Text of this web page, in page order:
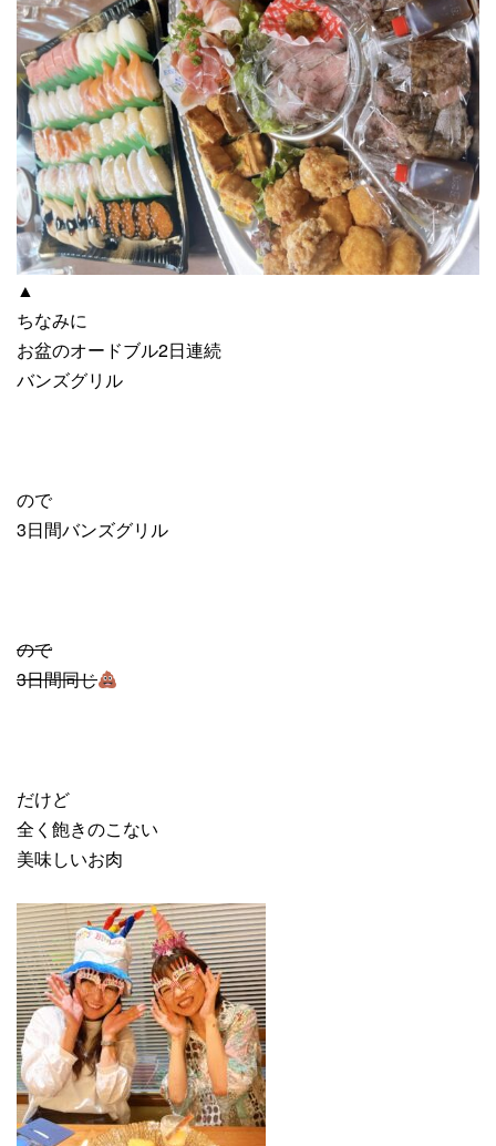
▲
ちなみに
お盆のオードブル2日連続
バンズグリル
ので
3日間バンズグリル
ので
3日間同じ
だけど
全く飽きのこない
美味しいお肉